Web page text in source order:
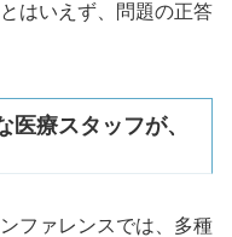
はいえず、問題の正答
療スタッフが、
ファレンスでは、多種